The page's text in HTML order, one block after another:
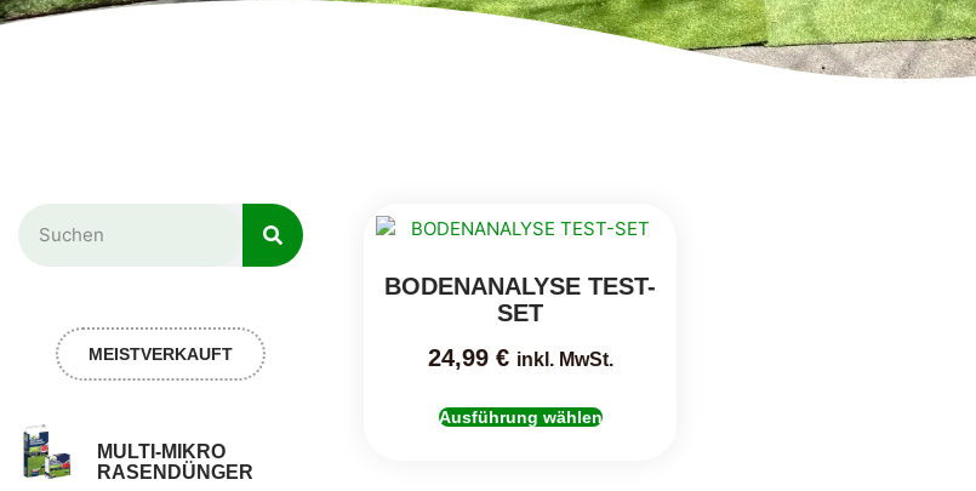
MEISTVERKAUFT
MULTI-MIKRO
RASENDÜNGER
BODENANALYSE TEST-
SET
24,99 € inkl. MwSt.
Ausführung wählen